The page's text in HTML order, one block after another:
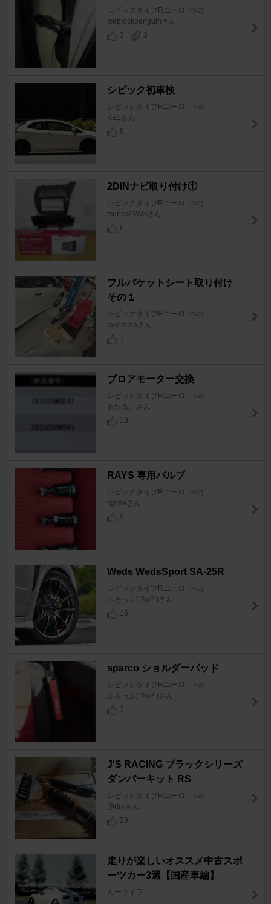
シビックタイプRユーロ [FN2]
Iceblockpenguinさん
3
3
シビック初車検
シビックタイプRユーロ [FN2]
KE1さん
8
2DINナビ取り付け①
シビックタイプRユーロ [FN2]
tsune＠VAGさん
6
フルバケットシート取り付け
その１
シビックタイプRユーロ [FN2]
taketamaさん
7
ブロアモーター交換
シビックタイプRユーロ [FN2]
あたる。さん
18
RAYS 専用バルブ
シビックタイプRユーロ [FN2]
t@maさん
9
Weds WedsSport SA-25R
シビックタイプRユーロ [FN2]
ふもっふ( ?ω? )さん
16
sparco ショルダーパッド
シビックタイプRユーロ [FN2]
ふもっふ( ?ω? )さん
7
J'S RACING ブラックシリーズ
ダンパーキット RS
シビックタイプRユーロ [FN2]
@dryさん
29
走りが楽しいオススメ中古スポ
ーツカー3選【国産車編】
カーライフ